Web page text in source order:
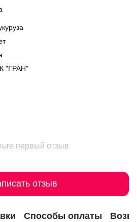
"ГРАН"
первый отзыв
отзыв
Способы оплаты